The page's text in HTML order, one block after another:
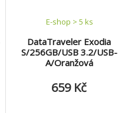
DataTraveler Exodia
S/256GB/USB 3.2/USB-
A/Oranžová
E-shop > 5 ks
659 Kč